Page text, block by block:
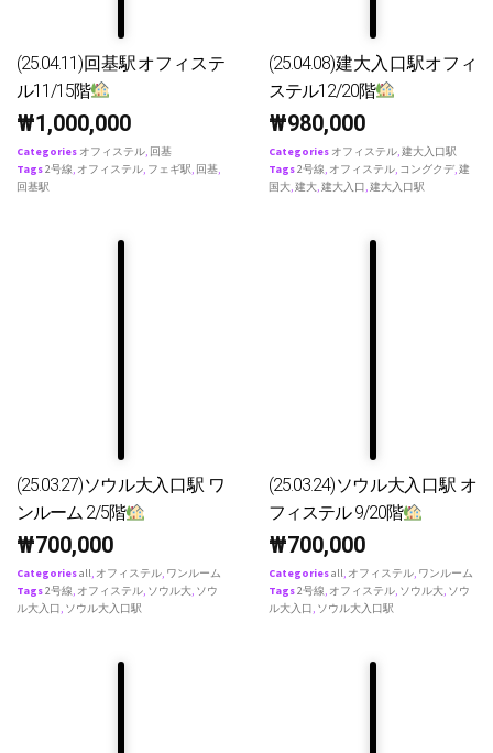
(25.04.11)回基駅オフィステ
ル11/15階
₩1,000,000
Categories オフィステル, 回基
Tags2号線, オフィステル, フェギ駅, 回基,
回基駅
(25.04.08)建大入口駅オフィ
ステル12/20階
₩980,000
Categories オフィステル,建大入口駅
Tags2号線, オフィステル, コングクデ,建
国大,建大,建大入口,建大入口駅
(25.03.27)ソウル大入口駅 ワ
ンルーム 2/5階
₩700,000
Categoriesall, オフィステル, ワンルーム
Tags2号線, オフィステル, ソウル大, ソウ
ル大入口, ソウル大入口駅
(25.03.24)ソウル大入口駅 オ
フィステル 9/20階
₩700,000
Categoriesall, オフィステル, ワンルーム
Tags2号線, オフィステル, ソウル大, ソウ
ル大入口, ソウル大入口駅